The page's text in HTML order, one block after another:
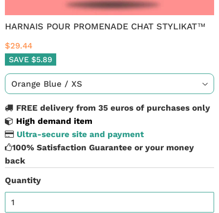
HARNAIS POUR PROMENADE CHAT STYLIKAT™
$29.44
SAVE $5.89
FREE delivery from 35 euros of purchases only
High demand item
Ultra-secure site and payment
100% Satisfaction Guarantee or your money
back
Quantity